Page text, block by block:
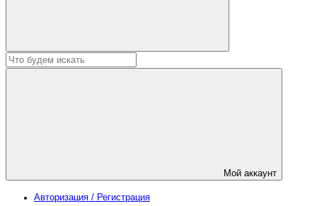
Мой аккаунт
Авторизация / Регистрация